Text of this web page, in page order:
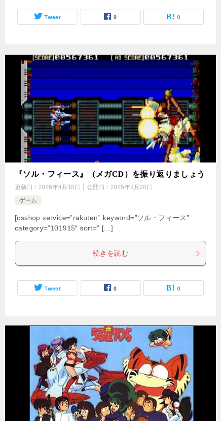
Tweet 0 0
『ソル・フィース』（メガCD）を振り返りましょう
更新日： 2026年4月18日 公開日： 2025年3月28日
ゲーム
[csshop service=”rakuten” keyword=”ソル・フィース”
category=”101915″ sort=” […]
続きを読む
Tweet 0 0